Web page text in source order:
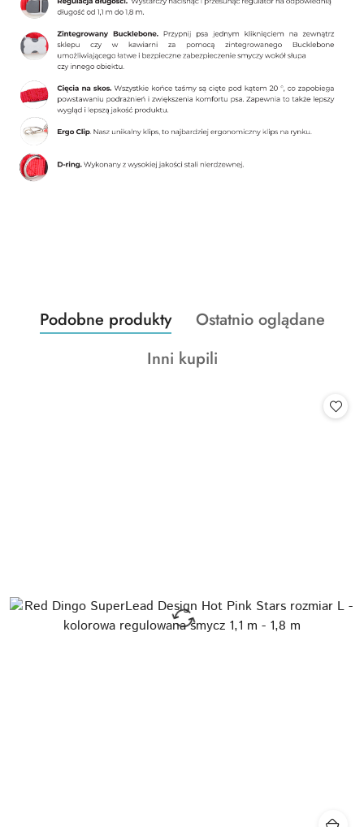
Pomiń karuzelę produktów
Produkty
o
Podobne produkty
Produkty
statusie:
Ostatnio oglądane
Produkty
Inni kupili